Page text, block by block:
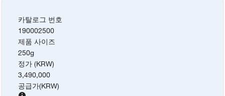
카탈로그 번호
190002500
제품 사이즈
250g
정가 (KRW)
3,490,000
공급가(KRW)